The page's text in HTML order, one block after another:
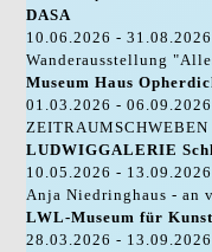
DASA
10.06.2026 - 31.08.2026
Wanderausstellung
Museum Haus
01.03.2026 - 06.09.2026
ZEITRAUMSCHWEBEN
LUDWIGGALERIE
10.05.2026 - 13.09.2026
Anja Niedringhaus - an
LWL-Museum für
28.03.2026 -